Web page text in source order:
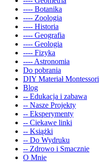
---- Botanika
---- Zoologia
---- Historia
---- Geografia
---- Geologia
---- Fizyka
---- Astronomia
Do pobrania
DIY Materiał Montessori
Blog
-- Edukacja i zabawa
-- Nasze Projekty
-- Eksperymenty
-- Ciekawe linki
-- Książki
-- Do Wydruku
-- Zdrowo i Smacznie
O Mnie